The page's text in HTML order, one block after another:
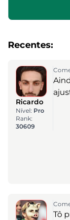
Recentes:
Ricardo
Nível: Pro
Rank:
30609
Tô